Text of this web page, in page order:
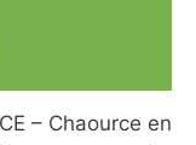
– Chaource en